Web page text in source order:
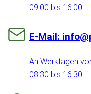
09:00 bis 16:00
E-Mail:
An Werktagen
08:30 bis 16:30